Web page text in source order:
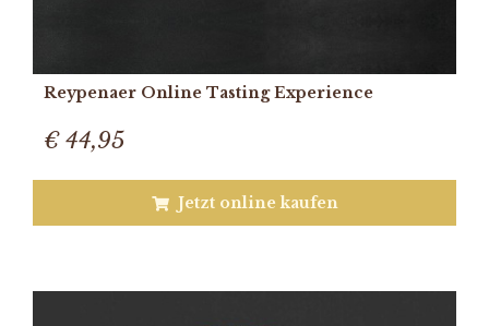
Reypenaer Online Tasting Experience
€ 44,95
Jetzt online kaufen